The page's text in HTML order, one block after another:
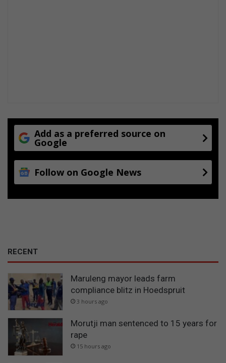
Add as a preferred source on
Google
Follow on Google News
RECENT
Maruleng mayor leads farm
compliance blitz in Hoedspruit
3 hours ago
Morutji man sentenced to 15 years for
rape
15 hours ago